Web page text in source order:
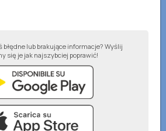
błędne lub brakujące informacje? Wyślij
się je jak najszybciej poprawić!